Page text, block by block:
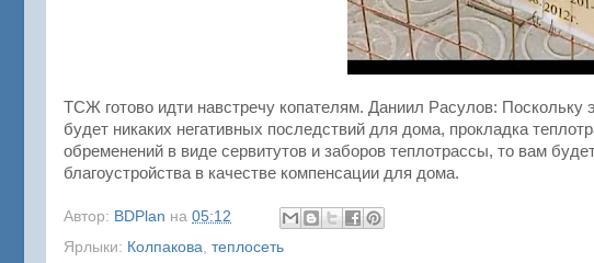
ТСЖ готово идти навстречу копателям. Даниил Расулов:
будет никаких негативных последствий для дома, прокладка
обременений в виде сервитутов и заборов теплотрассы, то вам
благоустройства в качестве компенсации для дома.
Автор: BDPlan на 05:12
Ярлыки: Колпакова, теплосеть